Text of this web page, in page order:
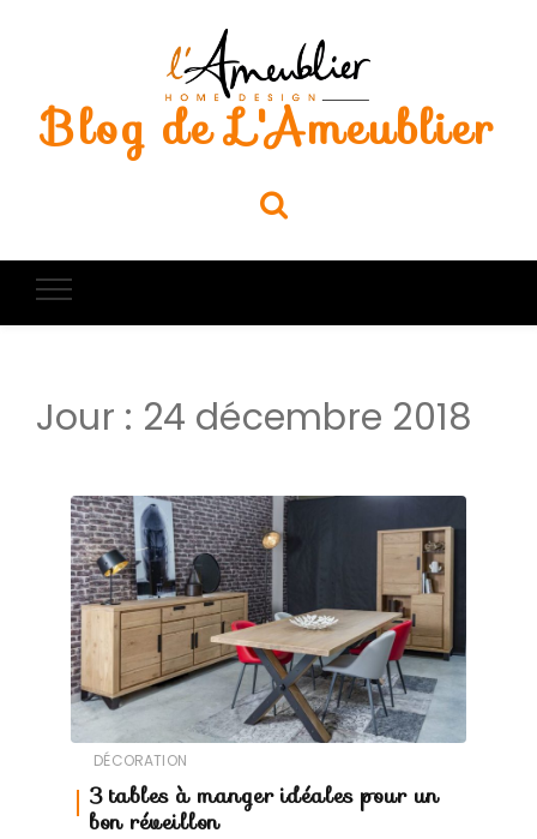
Blog de L'Ameublier
Jour : 24 décembre 2018
DÉCORATION
3 tables à manger idéales pour un
bon réveillon